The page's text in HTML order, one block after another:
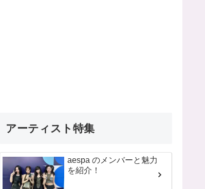
アーティスト特集
aespa のメンバーと魅力
を紹介！